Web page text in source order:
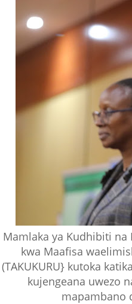
Mamlaka ya Kudhibiti na
kwa Maafisa
(TAKUKURU} kutoka
kujengeana uwezo
mapambano